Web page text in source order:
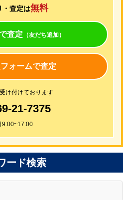
・査定は無料
査定 （友だち追加）
ォームで査定
け付けております
21-7375
9:00~17:00
ード検索